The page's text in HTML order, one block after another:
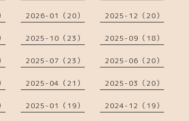
2026-01（20） 2025-12（20）
2025-10（23） 2025-09（18）
2025-07（23） 2025-06（20）
2025-04（21） 2025-03（20）
2025-01（19） 2024-12（19）